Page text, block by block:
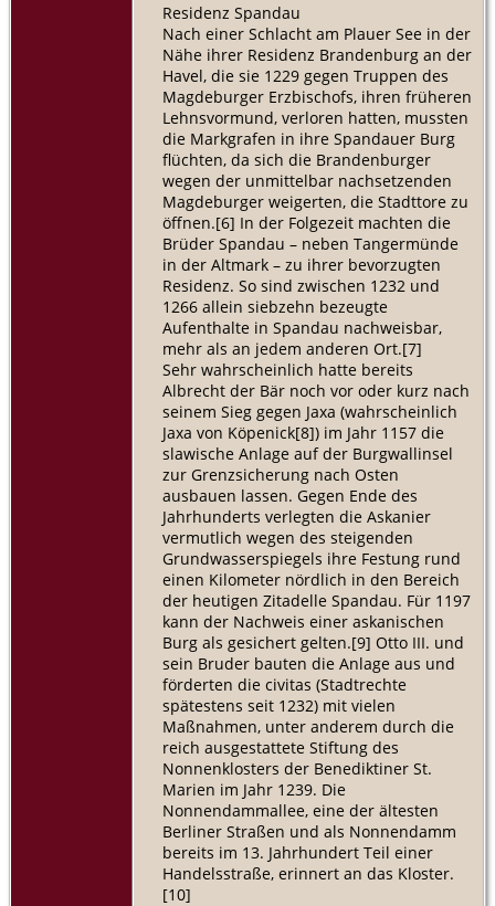
Residenz Spandau
Nach einer Schlacht am Plauer See in der
Nähe ihrer Residenz Brandenburg an der
Havel, die sie 1229 gegen Truppen des
Magdeburger Erzbischofs, ihren früheren
Lehnsvormund, verloren hatten, mussten
die Markgrafen in ihre Spandauer Burg
flüchten, da sich die Brandenburger
wegen der unmittelbar nachsetzenden
Magdeburger weigerten, die Stadttore zu
öffnen.[6] In der Folgezeit machten die
Brüder Spandau – neben Tangermünde
in der Altmark – zu ihrer bevorzugten
Residenz. So sind zwischen 1232 und
1266 allein siebzehn bezeugte
Aufenthalte in Spandau nachweisbar,
mehr als an jedem anderen Ort.[7]
Sehr wahrscheinlich hatte bereits
Albrecht der Bär noch vor oder kurz nach
seinem Sieg gegen Jaxa (wahrscheinlich
Jaxa von Köpenick[8]) im Jahr 1157 die
slawische Anlage auf der Burgwallinsel
zur Grenzsicherung nach Osten
ausbauen lassen. Gegen Ende des
Jahrhunderts verlegten die Askanier
vermutlich wegen des steigenden
Grundwasserspiegels ihre Festung rund
einen Kilometer nördlich in den Bereich
der heutigen Zitadelle Spandau. Für 1197
kann der Nachweis einer askanischen
Burg als gesichert gelten.[9] Otto III. und
sein Bruder bauten die Anlage aus und
förderten die civitas (Stadtrechte
spätestens seit 1232) mit vielen
Maßnahmen, unter anderem durch die
reich ausgestattete Stiftung des
Nonnenklosters der Benediktiner St.
Marien im Jahr 1239. Die
Nonnendammallee, eine der ältesten
Berliner Straßen und als Nonnendamm
bereits im 13. Jahrhundert Teil einer
Handelsstraße, erinnert an das Kloster.
[10]